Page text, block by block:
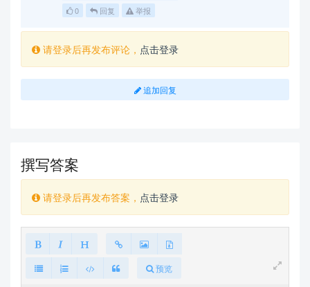
0 回复 举报
请登录后再发布评论， 点击登录
追加回复
撰写答案
请登录后再发布答案， 点击登录
预览